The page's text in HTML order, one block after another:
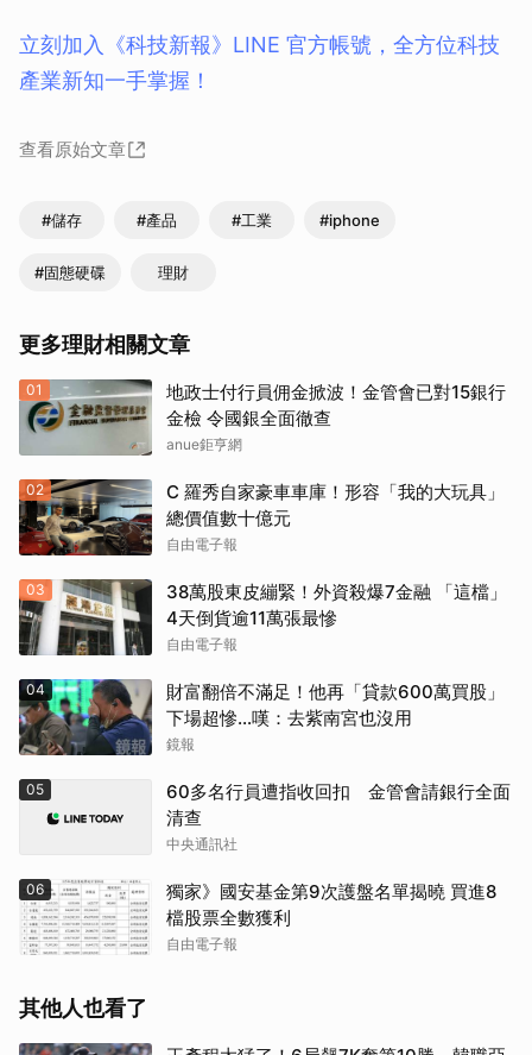
立刻加入《科技新報》LINE 官方帳號，全方位科技
產業新知一手掌握！
查看原始文章
#儲存 #產品 #工業 #iphone
#固態硬碟 理財
更多理財相關文章
01
地政士付行員佣金掀波！金管會已對15銀行
金檢 令國銀全面徹查
anue鉅亨網
02
C 羅秀自家豪車車庫！形容「我的大玩具」
總價值數十億元
自由電子報
03
38萬股東皮繃緊！外資殺爆7金融 「這檔」
4天倒貨逾11萬張最慘
自由電子報
04
財富翻倍不滿足！他再「貸款600萬買股」
下場超慘...嘆：去紫南宮也沒用
鏡報
05
60多名行員遭指收回扣 金管會請銀行全面
清查
中央通訊社
06
獨家》國安基金第9次護盤名單揭曉 買進8
檔股票全數獲利
自由電子報
其他人也看了